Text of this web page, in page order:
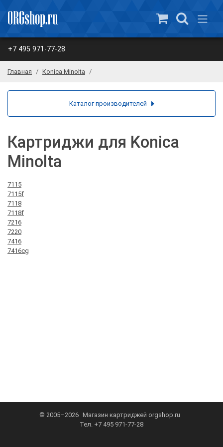
+7 495 971-77-28
Главная Konica Minolta
Картриджи для Konica
Minolta
7115
7115f
7118
7118f
7216
7220
7416
7416cg
© 2005–2026 Магазин картриджей orgshop.ru
Тел. +7 495 971-77-28